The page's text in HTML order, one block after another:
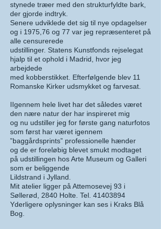
stynede træer med den strukturfyldte bark,
der gjorde indtryk.
Senere udviklede det sig til nye opdagelser
og i 1975,76 og 77 var jeg repræsenteret på
alle censurerede
udstillinger. Statens Kunstfonds rejselegat
hjalp til et ophold i Madrid, hvor jeg
arbejdede
med kobberstikket. Efterfølgende blev 11
Romanske Kirker udsmykket og farvesat.
IIgennem hele livet har det således været
den nære natur der har inspireret mig
og nu udstiller jeg for første gang naturfotos
som først har været igennem
”baggårdsprints” professionelle hænder
og de er foreløbig blevet smukt modtaget
på udstillingen hos Arte Museum og Galleri
som er beliggende
Lildstrand i Jylland.
Mit atelier ligger på Attemosevej 93 i
Søllerød, 2840 Holte. Tel. 41403894
Yderligere oplysninger kan ses i Kraks Blå
Bog.